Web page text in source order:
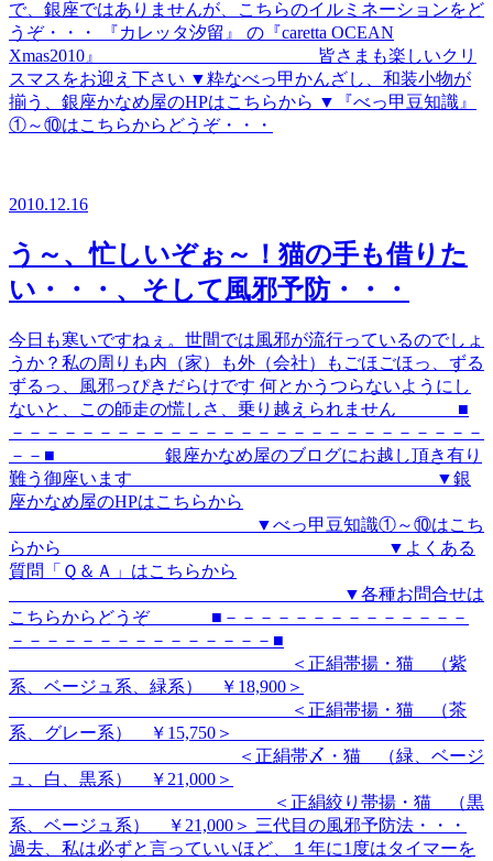
で、銀座ではありませんが、こちらのイルミネーションをど
うぞ・・・ 『カレッタ汐留』 の『caretta OCEAN
Xmas2010』 皆さまも楽しいクリ
スマスをお迎え下さい ▼粋なべっ甲かんざし、和装小物が
揃う、銀座かなめ屋のHPはこちらから ▼『べっ甲豆知識』
①～⑩はこちらからどうぞ・・・
2010.12.16
う～、忙しいぞぉ～！猫の手も借りた
い・・・、そして風邪予防・・・
今日も寒いですねぇ。世間では風邪が流行っているのでしょ
うか？私の周りも内（家）も外（会社）もごほごほっ、ずる
ずるっ、風邪っぴきだらけです 何とかうつらないようにし
ないと、この師走の慌しさ、乗り越えられません ■
－－－－－－－－－－－－－－－－－－－－－－－－－－－
－－■ 銀座かなめ屋のブログにお越し頂き有り
難う御座います ▼銀
座かなめ屋のHPはこちらから
▼べっ甲豆知識①～⑩はこち
らから ▼よくある
質問「Ｑ＆Ａ」はこちらから
▼各種お問合せは
こちらからどうぞ ■－－－－－－－－－－－－－－
－－－－－－－－－－－－－－－■
＜正絹帯揚・猫 （紫
系、ベージュ系、緑系） ￥18,900＞
＜正絹帯揚・猫 （茶
系、グレー系） ￥15,750＞
＜正絹帯〆・猫 （緑、ベージ
ュ、白、黒系） ￥21,000＞
＜正絹絞り帯揚・猫 （黒
系、ベージュ系） ￥21,000＞ 三代目の風邪予防法・・・
過去、私は必ずと言っていいほど、１年に1度はタイマーを